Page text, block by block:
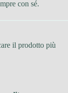
con sé.
il prodotto più